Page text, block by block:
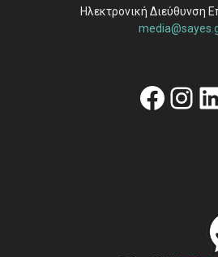
Ηλεκτρονική Διεύθυνση